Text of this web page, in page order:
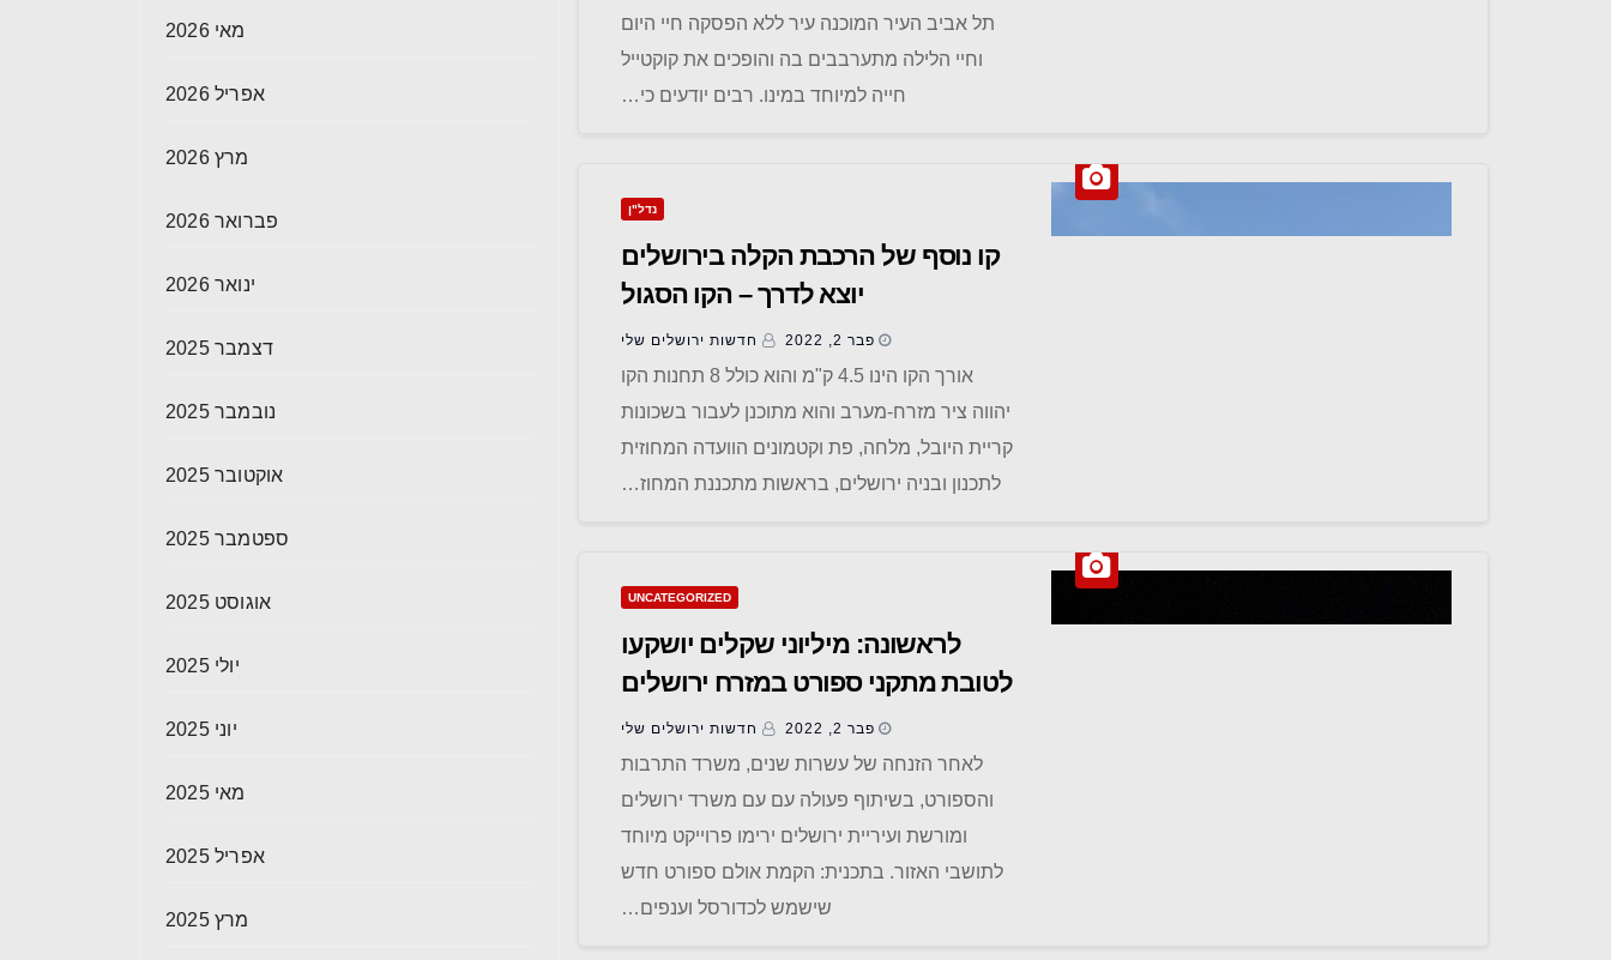
תל אביב העיר המוכנה עיר ללא הפסקה חיי היום
וחיי הלילה מתערבבים בה והופכים את קוקטייל
חייה למיוחד במינו. רבים יודעים כי…
נדל"ן
קו נוסף של הרכבת הקלה בירושלים
יוצא לדרך – הקו הסגול
פבר 2, 2022 חדשות ‫ירושלים שלי
אורך הקו הינו 4.5 ק"מ והוא כולל 8 תחנות הקו
יהווה ציר מזרח-מערב והוא מתוכנן לעבור בשכונות
קריית היובל, מלחה, פת וקטמונים הוועדה המחוזית
לתכנון ובניה ירושלים, בראשות מתכננת המחוז…
UNCATEGORIZED
לראשונה: מיליוני שקלים יושקעו
לטובת מתקני ספורט במזרח ירושלים
פבר 2, 2022 חדשות ‫ירושלים שלי
לאחר הזנחה של עשרות שנים, משרד התרבות
והספורט, בשיתוף פעולה עם עם משרד ירושלים
ומורשת ועיריית ירושלים ירימו פרוייקט מיוחד
לתושבי האזור. בתכנית: הקמת אולם ספורט חדש
שישמש לכדורסל וענפים…
מאי 2026
אפריל 2026
מרץ 2026
פברואר 2026
ינואר 2026
דצמבר 2025
נובמבר 2025
אוקטובר 2025
ספטמבר 2025
אוגוסט 2025
יולי 2025
יוני 2025
מאי 2025
אפריל 2025
מרץ 2025